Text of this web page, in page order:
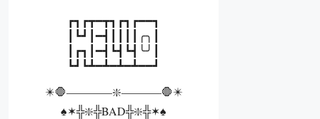
┏┓┏┳━┳┓┏┓┏━━┓
┃┗┛┃━┫┃┃┃┃╭╮┃
┃┏┓┃━┫┗┫┗┫╰╯┃
┗┛┗┻━┻━┻━┻━━┛
✴️🛑————❇️———–🛑✴️
♠️✶╬❇️╬BAD╬❇️╬✶♠️